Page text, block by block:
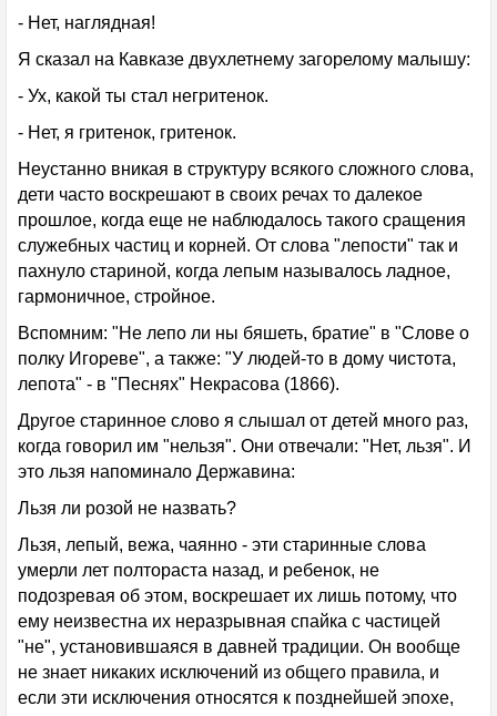
- Нет, наглядная!
Я сказал на Кавказе двухлетнему загорелому малышу:
- Ух, какой ты стал негритенок.
- Нет, я гритенок, гритенок.
Неустанно вникая в структуру всякого сложного слова,
дети часто воскрешают в своих речах то далекое
прошлое, когда еще не наблюдалось такого сращения
служебных частиц и корней. От слова "лепости" так и
пахнуло стариной, когда лепым называлось ладное,
гармоничное, стройное.
Вспомним: "Не лепо ли ны бяшеть, братие" в "Слове о
полку Игореве", а также: "У людей-то в дому чистота,
лепота" - в "Песнях" Некрасова (1866).
Другое старинное слово я слышал от детей много раз,
когда говорил им "нельзя". Они отвечали: "Нет, льзя". И
это льзя напоминало Державина:
Льзя ли розой не назвать?
Льзя, лепый, вежа, чаянно - эти старинные слова
умерли лет полтораста назад, и ребенок, не
подозревая об этом, воскрешает их лишь потому, что
ему неизвестна их неразрывная спайка с частицей
"не", установившаяся в давней традиции. Он вообще
не знает никаких исключений из общего правила, и
если эти исключения относятся к позднейшей эпохе,